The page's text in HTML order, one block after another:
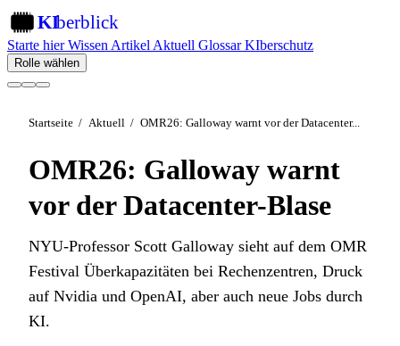
KIberblick
Starte hierWissen Artikel Aktuell GlossarKIberschutz
Rolle wählen
Startseite / Aktuell / OMR26: Galloway warnt vor der Datacenter...
OMR26: Galloway warnt
vor der Datacenter-Blase
NYU-Professor Scott Galloway sieht auf dem OMR
Festival Überkapazitäten bei Rechenzentren, Druck
auf Nvidia und OpenAI, aber auch neue Jobs durch
KI.